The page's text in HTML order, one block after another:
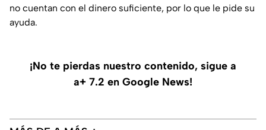
no cuentan con el dinero suficiente, por lo que le pide su
ayuda.
¡No te pierdas nuestro contenido, sigue a
a+ 7.2 en Google News!